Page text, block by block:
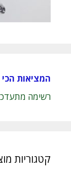
המציאות הכי
רשימה
קטגוריות